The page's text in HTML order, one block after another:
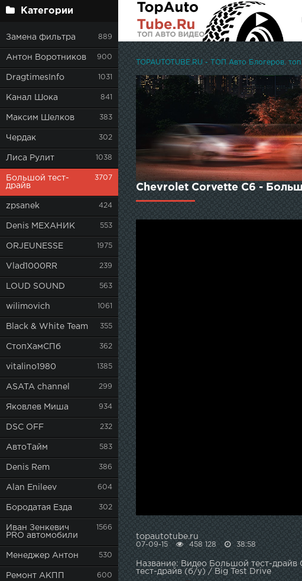
Категории
Замена фильтра 889
Антон Воротников 900
DragtimesInfo 1031
Канал Шока 841
Максим Шелков 383
Чердак 302
Лиса Рулит 1038
Большой тест-
драйв
3707
zpsanek 424
Denis МЕХАНИК 553
ORJEUNESSE 1975
Vlad1000RR 239
LOUD SOUND 563
wilimovich 1061
Black & White Team 355
СтопХамСПб 362
vitalino1980 1385
ASATA channel 299
Яковлев Миша 934
DSC OFF 232
АвтоТайм 583
Denis Rem 386
Alan Enileev 604
Бородатая Езда 302
Иван Зенкевич
PRO автомобили
1566
Менеджер Антон 530
Ремонт АКПП 600
TOPAUTOTUBE.RU - ТОП Авто Блогеров,
Chevrolet Corvette C6 -
topautotube.ru
07-09-15 458 128 38:58
Название: Видео Большой тест-
тест-драйв (б/у) / Big Test Drive